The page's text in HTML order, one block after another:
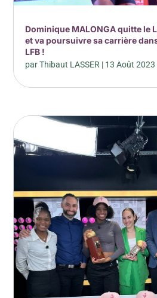
Dominique MALONGA quitte le
et va poursuivre sa carrière
LFB !
parThibaut LASSER | 13 Août 2023